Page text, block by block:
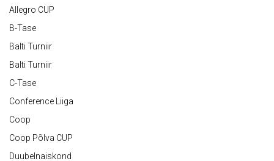
Allegro CUP
B-Tase
Balti Turniir
Balti Turniir
C-Tase
Conference Liiga
Coop
Coop Põlva CUP
Duubelnaiskond